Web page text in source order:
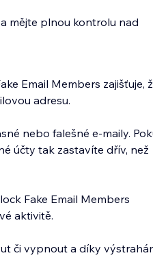
mějte plnou kontrolu nad
Email Members zajišťuje,
adresu.
nebo falešné e-maily.
účty tak zastavíte dřív, než
Fake Email Members
aktivitě.
či vypnout a díky